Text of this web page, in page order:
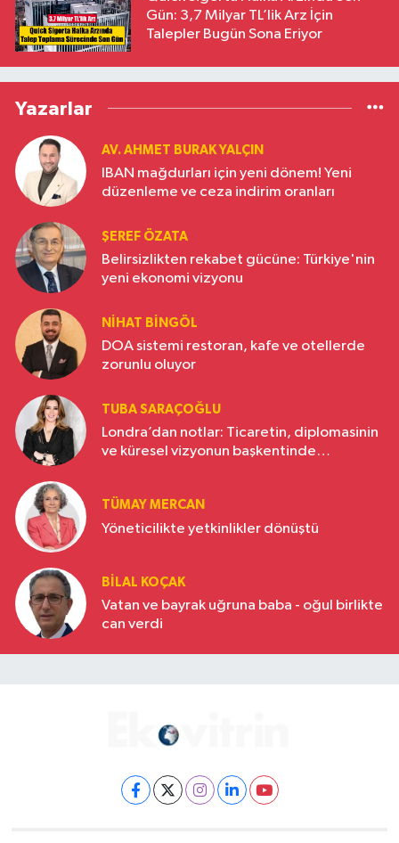
Gün: 3,7 Milyar TL’lik Arz İçin
Talepler Bugün Sona Eriyor
Yazarlar
AV. AHMET BURAK YALÇIN
IBAN mağdurları için yeni dönem! Yeni
düzenleme ve ceza indirim oranları
ŞEREF ÖZATA
Belirsizlikten rekabet gücüne: Türkiye'nin
yeni ekonomi vizyonu
NIHAT BINGÖL
DOA sistemi restoran, kafe ve otellerde
zorunlu oluyor
TUBA SARAÇOĞLU
Londra’dan notlar: Ticaretin, diplomasinin
ve küresel vizyonun başkentinde
TÜMAY MERCAN
Yöneticilikte yetkinlikler dönüştü
BILAL KOÇAK
Vatan ve bayrak uğruna baba - oğul birlikte
can verdi